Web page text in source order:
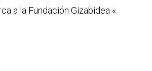
a la Fundación Gizabidea «.